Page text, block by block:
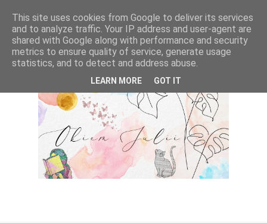
This site uses cookies from Google to deliver its services
and to analyze traffic. Your IP address and user-agent are
shared with Google along with performance and security
metrics to ensure quality of service, generate usage
statistics, and to detect and address abuse.
LEARN MORE GOT IT